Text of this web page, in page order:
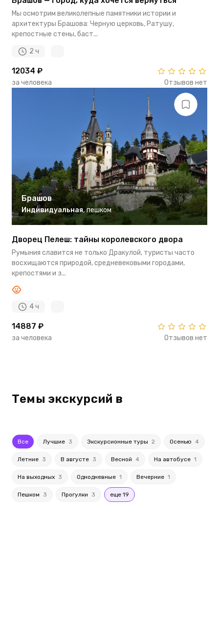
Мы осмотрим великолепные памятники истории и
архитектуры Брашова: Черную церковь, Ратушу,
крепостные стены, баст...
2 ч
12034 ₽
за человека Отзывов нет
Брашов
Индивидуальная, пешком
Дворец Пелеш: тайны королевского двора
Румыния славится не только Дракулой, туристы часто
восхищаются природой, средневековыми городами,
крепостями и з...
4 ч
14887 ₽
за человека Отзывов нет
Темы экскурсий в
Все Лучшие 3 Экскурсионные туры 2 Осенью 4
Летние 3 В августе 3 Весной 4 На автобусе 1
На выходных 3 Однодневные 1 Вечерние 1
Пешком 3 Прогулки 3 еще 19